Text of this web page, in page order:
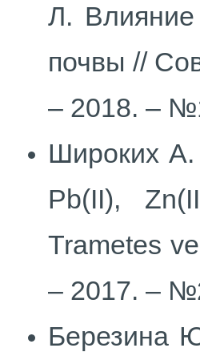
Л. Влияние
почвы //
– 2018. –
Широких
Pb(II),
Trametes
– 2017. –
Березина